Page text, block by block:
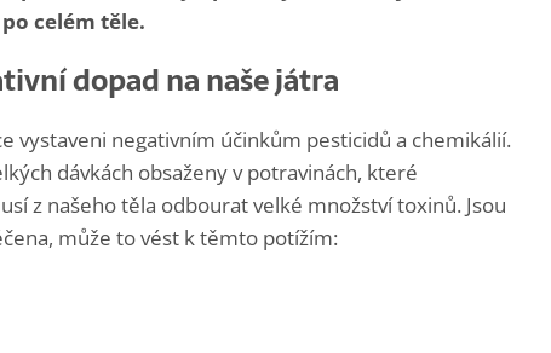
celém těle.
dopad na naše játra
vystaveni negativním účinkům pesticidů a chemikálií.
dávkách obsaženy v potravinách, které
z našeho těla odbourat velké množství toxinů. Jsou
může to vést k těmto potížím: